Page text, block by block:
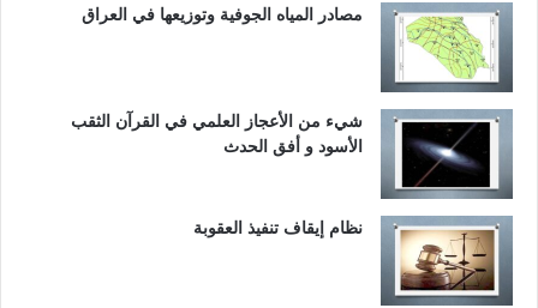
مصادر المياه الجوفية وتوزيعها في العراق
شيء من الأعجاز العلمي في القرآن الثقب
الأسود و أفق الحدث
نظام إيقاف تنفيذ العقوبة